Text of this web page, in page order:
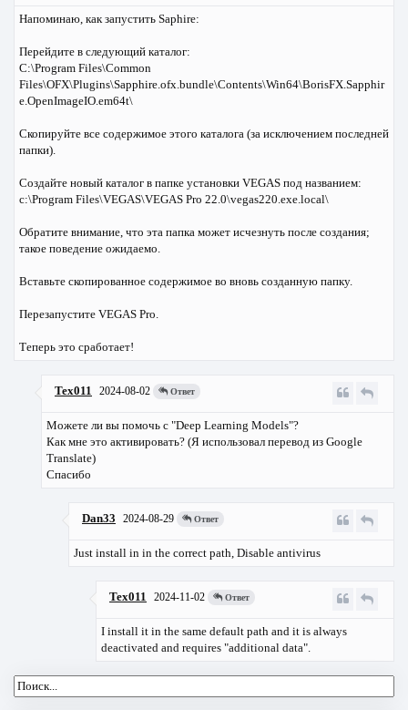
Напоминаю, как запустить Saphire:
Перейдите в следующий каталог:
C:\Program Files\Common
Files\OFX\Plugins\Sapphire.ofx.bundle\Contents\Win64\BorisFX.Sapphir
e.OpenImageIO.em64t\
Скопируйте все содержимое этого каталога (за исключением последней
папки).
Создайте новый каталог в папке установки VEGAS под названием:
c:\Program Files\VEGAS\VEGAS Pro 22.0\vegas220.exe.local\
Обратите внимание, что эта папка может исчезнуть после создания;
такое поведение ожидаемо.
Вставьте скопированное содержимое во вновь созданную папку.
Перезапустите VEGAS Pro.
Теперь это сработает!
Tex011 2024-08-02 Ответ
Можете ли вы помочь с "Deep Learning Models"?
Как мне это активировать? (Я использовал перевод из Google
Translate)
Спасибо
Dan33 2024-08-29 Ответ
Just install in in the correct path, Disable antivirus
Tex011 2024-11-02 Ответ
I install it in the same default path and it is always
deactivated and requires "additional data".